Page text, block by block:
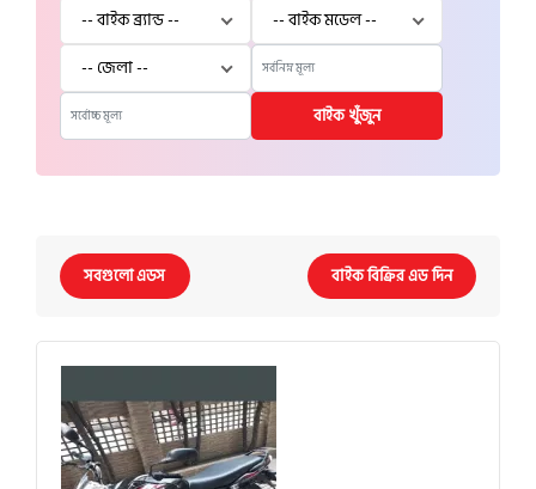
বাইক খুঁজুন
সবগুলো এডস বাইক বিক্রির এড দিন